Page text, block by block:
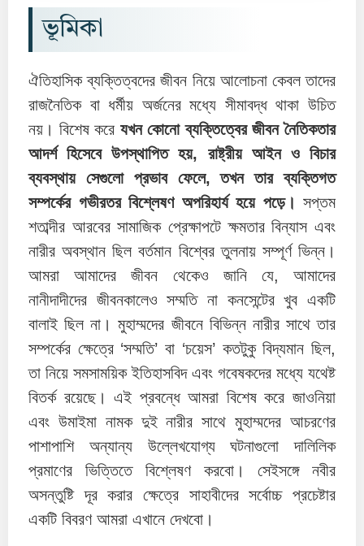
ভূমিকা
ঐতিহাসিক ব্যক্তিত্বদের জীবন নিয়ে আলোচনা কেবল তাদের
রাজনৈতিক বা ধর্মীয় অর্জনের মধ্যে সীমাবদ্ধ থাকা উচিত
নয়। বিশেষ করে যখন কোনো ব্যক্তিত্বের জীবন নৈতিকতার
আদর্শ হিসেবে উপস্থাপিত হয়, রাষ্ট্রীয় আইন ও বিচার
ব্যবস্থায় সেগুলো প্রভাব ফেলে, তখন তার ব্যক্তিগত
সম্পর্কের গভীরতর বিশ্লেষণ অপরিহার্য হয়ে পড়ে। সপ্তম
শতাব্দীর আরবের সামাজিক প্রেক্ষাপটে ক্ষমতার বিন্যাস এবং
নারীর অবস্থান ছিল বর্তমান বিশ্বের তুলনায় সম্পূর্ণ ভিন্ন।
আমরা আমাদের জীবন থেকেও জানি যে, আমাদের
নানীদাদীদের জীবনকালেও সম্মতি না কনসেন্টের খুব একটি
বালাই ছিল না। মুহাম্মদের জীবনে বিভিন্ন নারীর সাথে তার
সম্পর্কের ক্ষেত্রে ‘সম্মতি’ বা ‘চয়েস’ কতটুকু বিদ্যমান ছিল,
তা নিয়ে সমসাময়িক ইতিহাসবিদ এবং গবেষকদের মধ্যে যথেষ্ট
বিতর্ক রয়েছে। এই প্রবন্ধে আমরা বিশেষ করে জাওনিয়া
এবং উমাইমা নামক দুই নারীর সাথে মুহাম্মদের আচরণের
পাশাপাশি অন্যান্য উল্লেখযোগ্য ঘটনাগুলো দালিলিক
প্রমাণের ভিত্তিতে বিশ্লেষণ করবো। সেইসঙ্গে নবীর
অসন্তুষ্টি দূর করার ক্ষেত্রে সাহাবীদের সর্বোচ্চ প্রচেষ্টার
একটি বিবরণ আমরা এখানে দেখবো।